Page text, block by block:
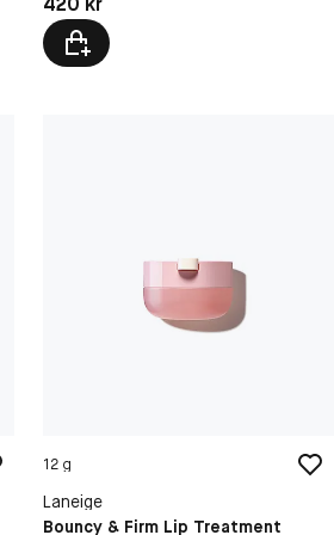
12 g
Laneige
Bouncy & Firm Lip Treatment